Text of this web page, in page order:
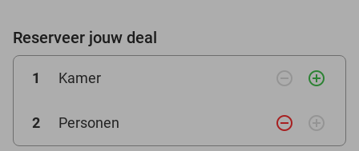
Reserveer jouw deal
1 Kamer remove_circle_outline add_circle_outline
2 Personen remove_circle_outline add_circle_outline